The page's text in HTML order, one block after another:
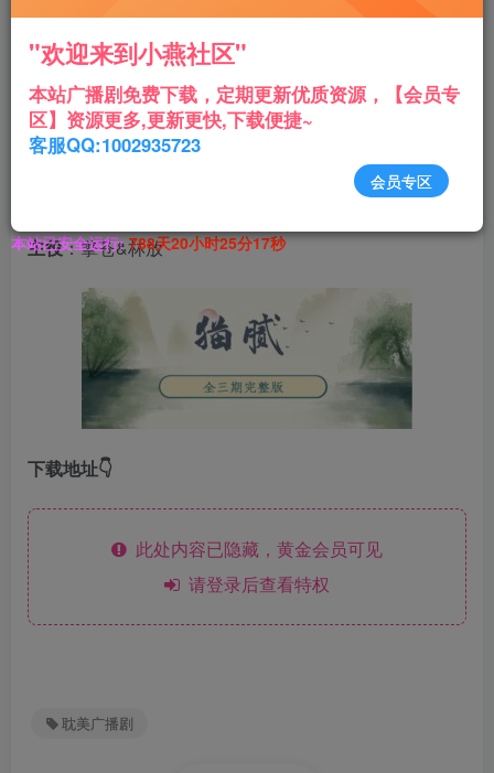
诚度方面，两人却显然没能达成共识。
温瑞要的是“唯·一”的忠诚，温海林却把偶尔的外宿当成是
再普通不过的应酬交际。
于是温瑞终于集中爆发。温瑞逐渐觉得绝望，开始对温
海林冷言冷语，计划逃离温海林身边。
然而温瑞没逃跑几天就被温海林抓回来了……
主役：擎苍&林放
下载地址👇
此处内容已隐藏，黄金会员可见
请登录后查看特权
耽美广播剧
"欢迎来到小燕社区"
本站广播剧免费下载，定期更新优质资源，【会员专
区】资源更多,更新更快,下载便捷~
客服QQ:1002935723
会员专区
本站已安全运行: 788天20小时25分18秒